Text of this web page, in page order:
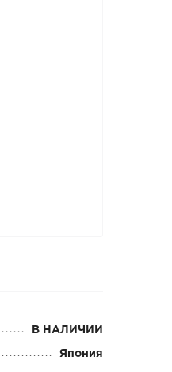
В НАЛИЧИИ
Япония